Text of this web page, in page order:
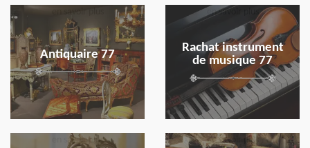
Antiquaire 77
en savoir plus
Rachat instrument
de musique 77
en savoir plus
en savoir plus en savoir plus